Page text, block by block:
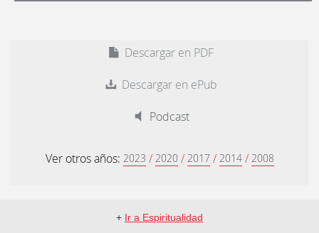
Descargar en PDF
Descargar en ePub
Podcast
Ver otros años: 2023 / 2020 / 2017 / 2014 / 2008
+ Ir a Espiritualidad